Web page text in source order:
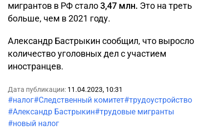
мигрантов в РФ стало3,47 млн. Это на треть
больше, чем в 2021 году.
Александр Бастрыкин сообщил, что выросло
количество уголовных дел с участием
иностранцев.
Дата публикации: 11.04.2023, 10:31
#налог#Следственный комитет#трудоустройство
#Александр Бастрыкин#трудовые мигранты
#новый налог